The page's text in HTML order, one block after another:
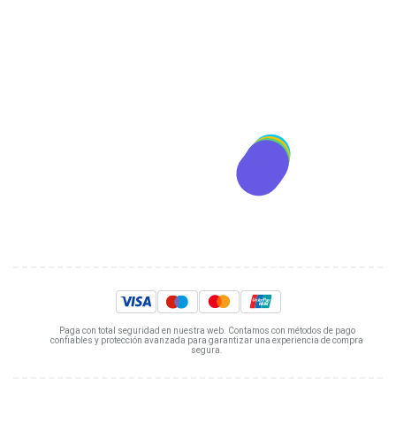
Paga con total seguridad en nuestra web. Contamos con métodos de pago
confiables y protección avanzada para garantizar una experiencia de compra
segura.